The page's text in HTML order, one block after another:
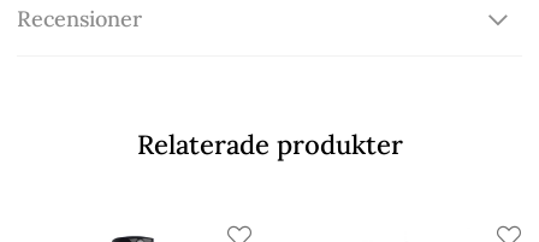
Recensioner
Relaterade produkter